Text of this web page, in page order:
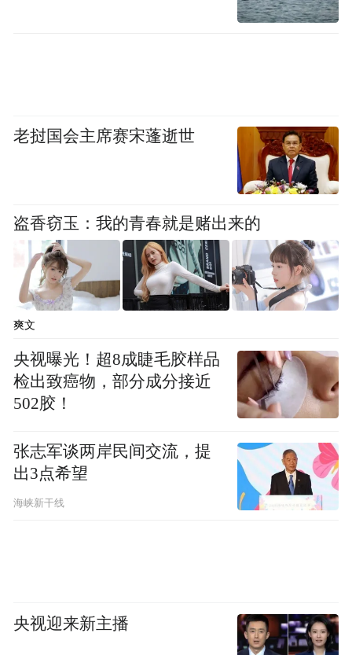
县部分医疗机构又为何如此排斥为市民跨区
县办理呢？大江新闻将持续关注。
“特别声明：以上作品内容(包括在内的视频、图片或音
频)为凤凰网旗下自媒体平台“大风号”用户上传并发
布，本平台仅提供信息存储空间服务。
Notice: The content above (including the videos,
pictures and audios if any) is uploaded and posted
by the user of Dafeng Hao, which is a social media
platform and merely provides information storage
space services.”
老挝国会主席赛宋蓬逝世
盗香窃玉：我的青春就是赌出来的
爽文
央视曝光！超8成睫毛胶样品
检出致癌物，部分成分接近
502胶！
张志军谈两岸民间交流，提
出3点希望
海峡新干线
央视迎来新主播